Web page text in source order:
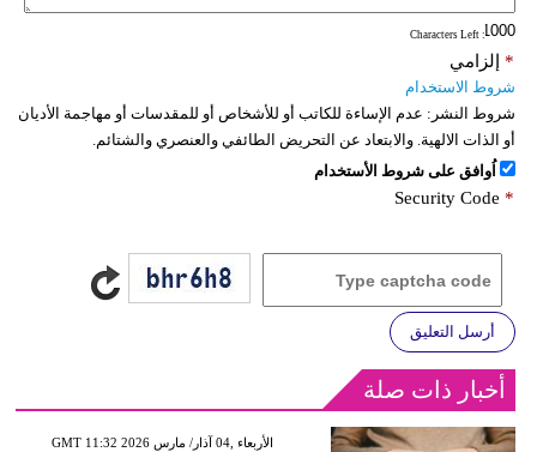
: Characters Left
إلزامي *
شروط الاستخدام
شروط النشر: عدم الإساءة للكاتب أو للأشخاص أو للمقدسات أو مهاجمة الأديان
أو الذات الالهية. والابتعاد عن التحريض الطائفي والعنصري والشتائم.
اُوافق على شروط الأستخدام
Security Code *
أرسل التعليق
أخبار ذات صلة
GMT 11:32 2026 الأربعاء ,04 آذار/ مارس